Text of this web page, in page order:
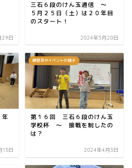
日
三石６段のけん玉通信 ～
５月２５日（土）は２０年目
のスタート！
2024年5月20日
13日
練習会やイベントの様子
第１６回 三石６段のけん玉
学校杯 ～ 接戦を制したの
は？
2024年4月3日